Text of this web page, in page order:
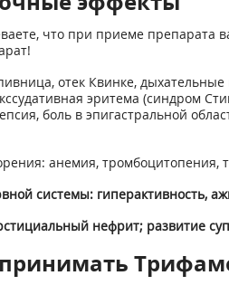
что при приеме препарата
отек Квинке,
эритема (синдром
боль в эпигастральной
анемия,
системы: гиперактивность,
нефрит; развитие